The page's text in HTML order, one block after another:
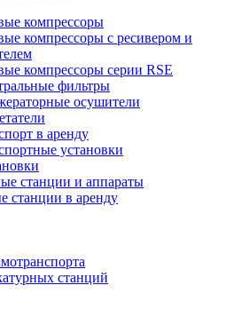
компрессоры
компрессоры с ресивером и
компрессоры серии RSE
фильтры
осушители
в аренду
установки
станции и аппараты
станции в аренду
станций